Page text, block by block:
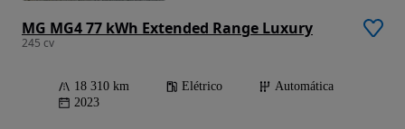
MG MG4 77 kWh Extended Range Luxury
245 cv
18 310 km Elétrico
Automática
2023